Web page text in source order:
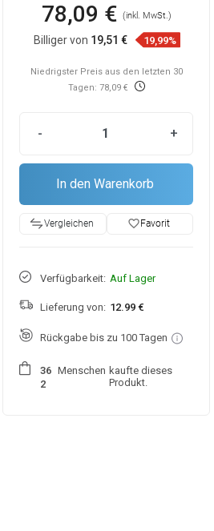
78,09 € (inkl. MwSt.)
Billiger von 19,51 € 19,99%
Niedrigster Preis aus den letzten 30
Tagen: 78,09 €
- +
In den Warenkorb
Vergleichen favorite_borderFavorit
Verfügbarkeit: Auf Lager
Lieferung von: 12.99 €
Rückgabe bis zu 100 Tagen
36
2
Menschen kaufte dieses
Produkt.